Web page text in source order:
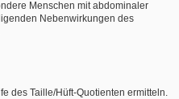
Menschen mit abdominaler
Nebenwirkungen des
des Taille/Hüft-Quotienten ermitteln.